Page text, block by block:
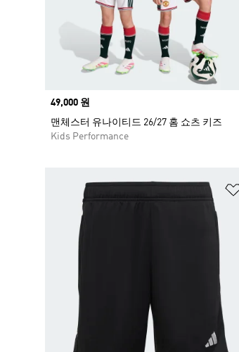
Price
49,000 원
맨체스터 유나이티드 26/27 홈 쇼츠 키즈
Kids Performance